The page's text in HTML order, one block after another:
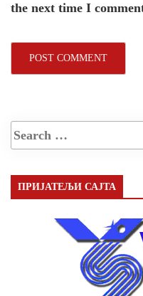
the next time I
ПРИЈАТЕЉИ САЈТА